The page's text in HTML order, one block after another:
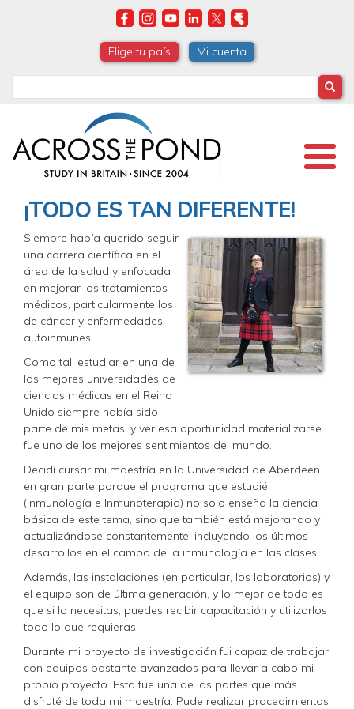
Elige tu país Mi cuenta
¡TODO ES TAN DIFERENTE!
Siempre había querido seguir
una carrera científica en el
área de la salud y enfocada
en mejorar los tratamientos
médicos, particularmente los
de cáncer y enfermedades
autoinmunes.
Como tal, estudiar en una de
las mejores universidades de
ciencias médicas en el Reino
Unido siempre había sido
parte de mis metas, y ver esa oportunidad materializarse
fue uno de los mejores sentimientos del mundo.
Decidí cursar mi maestría en la Universidad de Aberdeen
en gran parte porque el programa que estudié
(Inmunología e Inmunoterapia) no solo enseña la ciencia
básica de este tema, sino que también está mejorando y
actualizándose constantemente, incluyendo los últimos
desarrollos en el campo de la inmunología en las clases.
Además, las instalaciones (en particular, los laboratorios) y
el equipo son de última generación, y lo mejor de todo es
que si lo necesitas, puedes recibir capacitación y utilizarlos
todo lo que requieras.
Durante mi proyecto de investigación fui capaz de trabajar
con equipos bastante avanzados para llevar a cabo mi
propio proyecto. Esta fue una de las partes que más
disfruté de toda mi maestría. Pude realizar procedimientos